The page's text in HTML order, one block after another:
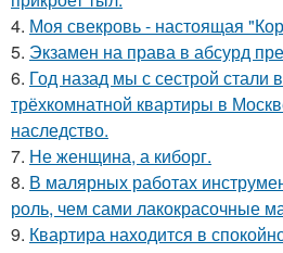
4. Моя свекровь - настоящая
5. Экзамен на права в абсурд
6. Год назад мы с сестрой стали
трёхкомнатной квартиры в
наследство.
7. Не женщина, а киборг.
8. В малярных работах
роль, чем сами лакокрасочные
9. Квартира находится в